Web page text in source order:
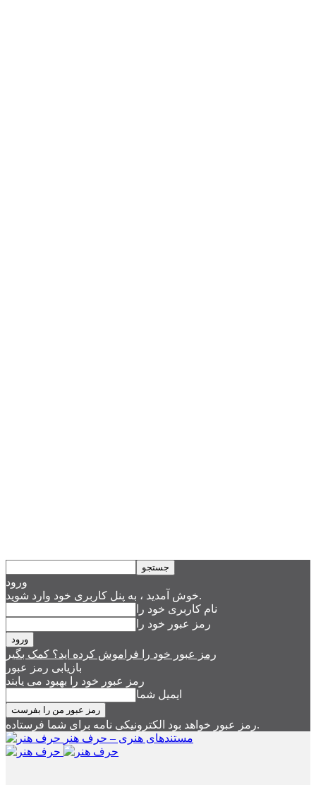
ورود
خوش آمدید ، به پنل کاربری خود وارد شوید.
نام کاربری خود را
رمز عبور خود را
رمز عبور خود را فراموش کرده اید؟ کمک بگیر
بازیابی رمز عبور
رمز عبور خود را بهبود می یابند
ایمیل شما
رمز عبور خواهد بود الکترونیکی نامه برای شما فرستاده.
مستندهای هنری – حرف هنر